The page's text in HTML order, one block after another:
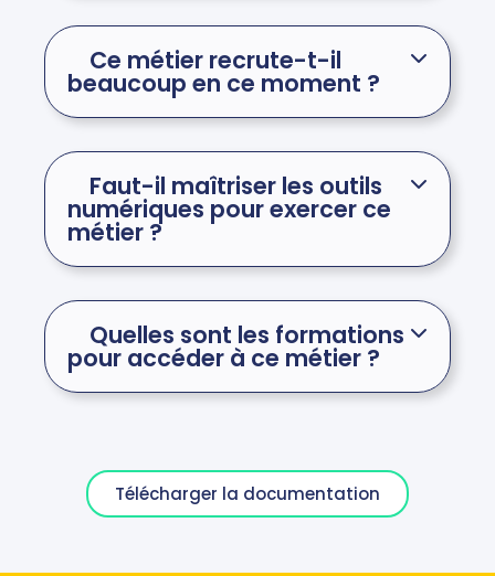
Ce métier recrute-t-il
beaucoup en ce moment ?
Faut-il maîtriser les outils
numériques pour exercer ce
métier ?
Quelles sont les formations
pour accéder à ce métier ?
Télécharger la documentation